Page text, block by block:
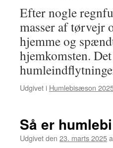
Efter nogle
masser af tørvejr
hjemme og
hjemkomsten.
Udgivet i Humlebisæson
Så er
Udgivet den 23. marts 2025